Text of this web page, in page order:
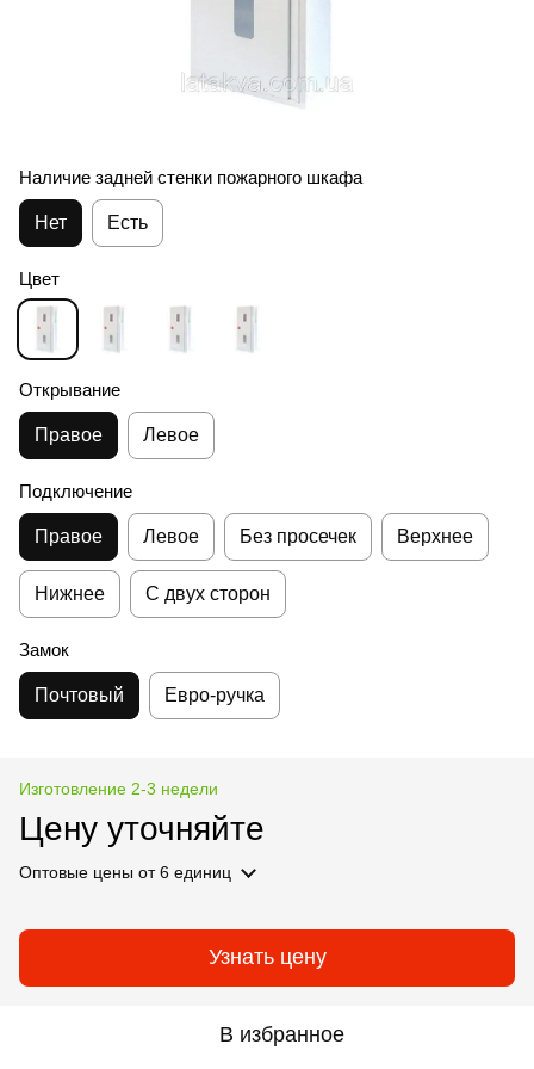
Наличие задней стенки пожарного шкафа
Нет Есть
Цвет
Открывание
Правое Левое
Подключение
Правое Левое Без просечек Верхнее
Нижнее С двух сторон
Замок
Почтовый Евро-ручка
Изготовление 2-3 недели
Цену уточняйте
Оптовые цены от 6 единиц
Узнать цену
В избранное